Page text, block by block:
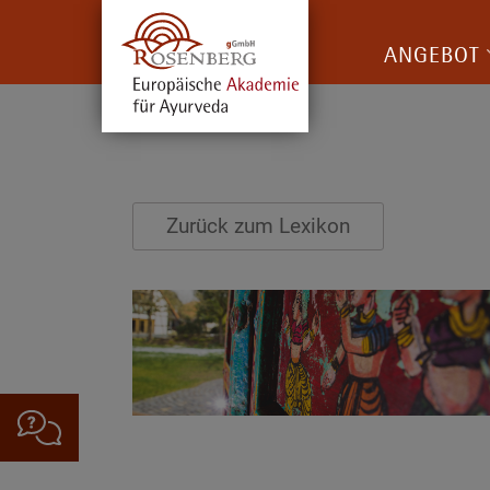
ANGEBOT
Zurück zum Lexikon